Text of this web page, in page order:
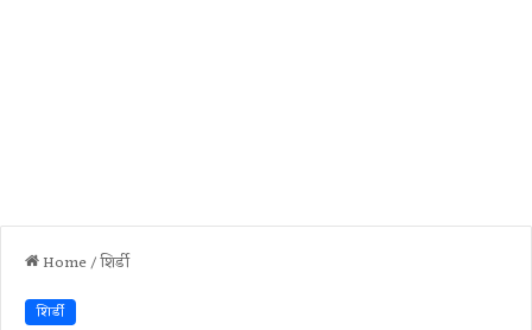
Home/शिर्डी
शिर्डी